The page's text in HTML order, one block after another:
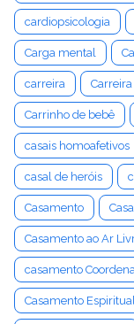
cardiopsicologia
Carga mental
carreira
Carrinho de bebê
casais homoafetivos
casal de heróis
Casamento
Casamento ao Ar
casamento
Casamento